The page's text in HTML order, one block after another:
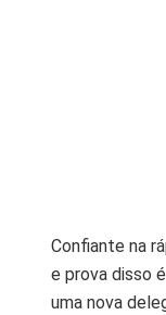
Confiante na
e prova disso
uma nova